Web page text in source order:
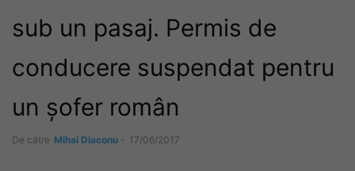
sub un pasaj. Permis de
conducere suspendat pentru
un șofer român
De către Mihai Diaconu - 17/06/2017